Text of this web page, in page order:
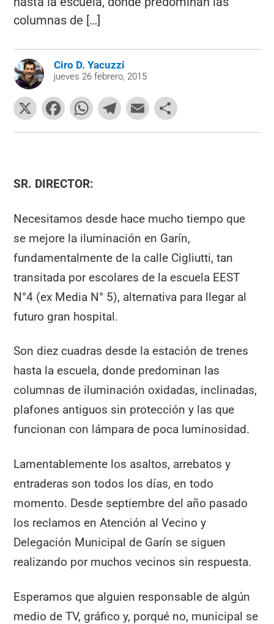
columnas de […]
Ciro D. Yacuzzi
jueves 26 febrero, 2015
X
F
a
b
o
k
W
h
p
T
el
E
m o
SR. DIRECTOR:
Necesitamos desde hace mucho tiempo que
se mejore la iluminación en Garín,
fundamentalmente de la calle Cigliutti, tan
transitada por escolares de la escuela EEST
N°4 (ex Media N° 5), alternativa para llegar al
futuro gran hospital.
Son diez cuadras desde la estación de trenes
hasta la escuela, donde predominan las
columnas de iluminación oxidadas, inclinadas,
plafones antiguos sin protección y las que
funcionan con lámpara de poca luminosidad.
Lamentablemente los asaltos, arrebatos y
entraderas son todos los días, en todo
momento. Desde septiembre del año pasado
los reclamos en Atención al Vecino y
Delegación Municipal de Garín se siguen
realizando por muchos vecinos sin respuesta.
Esperamos que alguien responsable de algún
medio de TV, gráfico y, porqué no, municipal se